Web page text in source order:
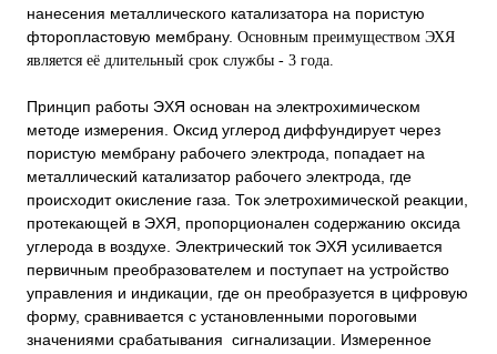
нанесения металлического катализатора на пористую
фторопластовую мембрану. Основным преимуществом ЭХЯ
является её длительный срок службы - 3 года.
Принцип работы ЭХЯ основан на электрохимическом
методе измерения. Оксид углерод диффундирует через
пористую мембрану рабочего электрода, попадает на
металлический катализатор рабочего электрода, где
происходит окисление газа. Ток элетрохимической реакции,
протекающей в ЭХЯ, пропорционален содержанию оксида
углерода в воздухе. Электрический ток ЭХЯ усиливается
первичным преобразователем и поступает на устройство
управления и индикации, где он преобразуется в цифровую
форму, сравнивается с установленными пороговыми
значениями срабатывания сигнализации. Измеренное